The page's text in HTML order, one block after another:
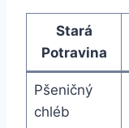
Stará
Potravina
Pšeničný
chléb